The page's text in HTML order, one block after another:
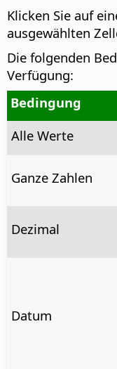
Klicken Sie auf
ausgewählten
Die folgenden
Verfügung:
Bedingung
Alle Werte
Ganze Zahlen
Dezimal
Datum